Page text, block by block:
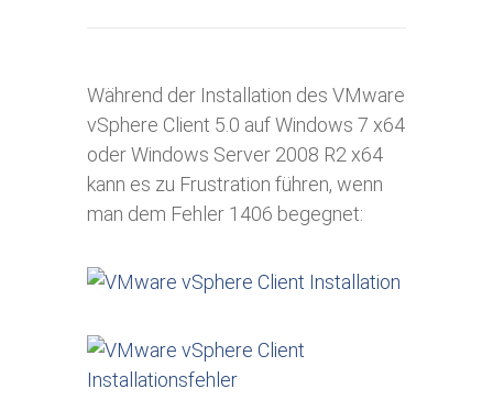
Während der Installation des VMware
vSphere Client 5.0 auf Windows 7 x64
oder Windows Server 2008 R2 x64
kann es zu Frustration führen, wenn
man dem Fehler 1406 begegnet: